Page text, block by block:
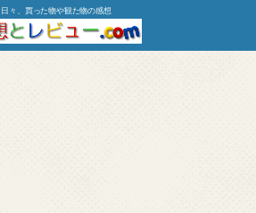
日々、買った物や観た物の感想